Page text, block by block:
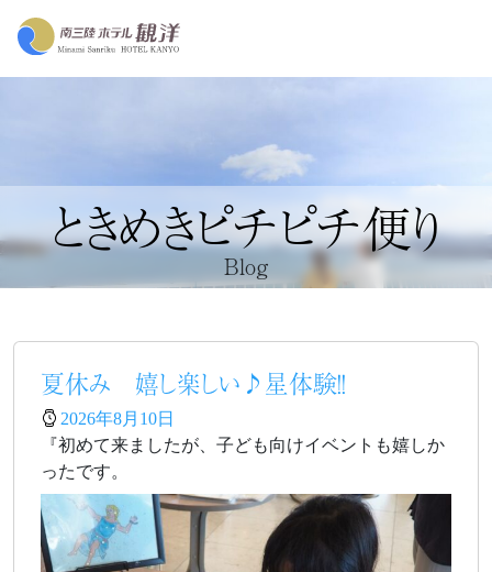
ときめきピチピチ便り
Blog
夏休み 嬉し楽しい♪星体験！！
2026年8月10日
『初めて来ましたが、子ども向けイベントも嬉しか
ったです。